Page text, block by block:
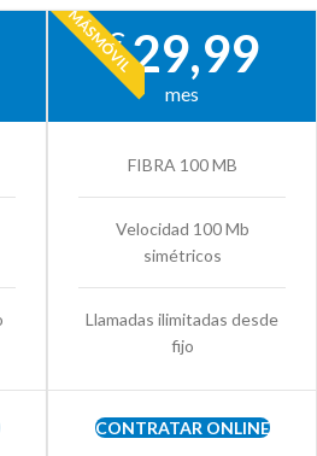
MÁSMÓVIL
€29,99
mes
FIBRA 100 MB
Velocidad 100 Mb
simétricos
Llamadas ilimitadas desde
fijo
CONTRATAR ONLINE